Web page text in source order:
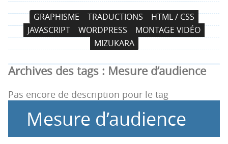
n
N
a
v
i
g
a
t
i
p
A
l
l
e
r
a
u
c
t
GRAPHISME TRADUCTIONS
HTML / CSS
JAVASCRIPT
WORDPRESS
MONTAGE VIDÉO
MIZUKARA
Archives des tags : Mesure d’audience
Pas encore de description pour le tag
Mesure d’audience